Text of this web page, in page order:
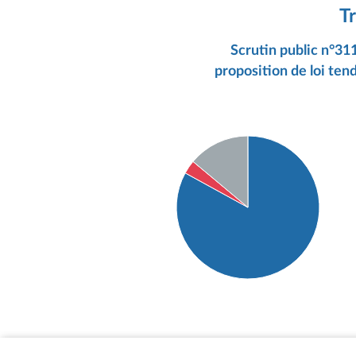
Scrutin public
proposition de loi
Abstention : 27 députés